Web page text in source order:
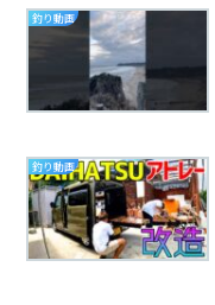
釣り動画
釣り動画